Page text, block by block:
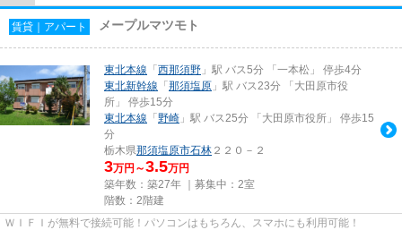
賃貸｜アパート メープルマツモト
東北本線 「 西那須野 」駅 バス5分 「一本松」 停歩4分
東北新幹線 「 那須塩原 」駅 バス23分 「大田原市役
所」 停歩15分
東北本線 「 野崎 」駅 バス25分 「大田原市役所」 停歩15
分
栃木県那須塩原市石林 ２２０－２
3万円～3.5万円
築年数：築27年 ｜募集中： 2室
階数：2階建
ＷＩＦＩが無料で接続可能！パソコンはもちろん、スマホにも利用可能！